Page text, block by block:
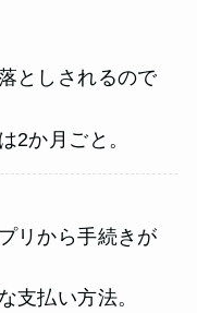
としされるので
2か月ごと。
リから手続きが
支払い方法。